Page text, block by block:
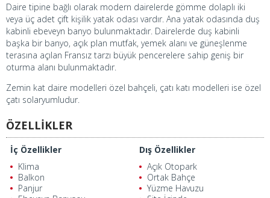
Daire tipine bağlı olarak modern dairelerde gömme dolaplı iki
veya üç adet çift kişilik yatak odası vardır. Ana yatak odasında duş
kabinli ebeveyn banyo bulunmaktadır. Dairelerde duş kabinli
başka bir banyo, açık plan mutfak, yemek alanı ve güneşlenme
terasına açılan Fransız tarzı büyük pencerelere sahip geniş bir
oturma alanı bulunmaktadır.
Zemin kat daire modelleri özel bahçeli, çatı katı modelleri ise özel
çatı solaryumludur.
ÖZELLİKLER
İç Özellikler
Klima
Balkon
Panjur
Dış Özellikler
Açık Otopark
Ortak Bahçe
Yüzme Havuzu